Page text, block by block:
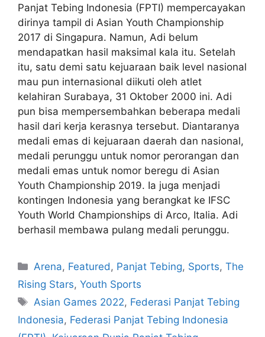
Panjat Tebing Indonesia (FPTI) mempercayakan
dirinya tampil di Asian Youth Championship
2017 di Singapura. Namun, Adi belum
mendapatkan hasil maksimal kala itu. Setelah
itu, satu demi satu kejuaraan baik level nasional
mau pun internasional diikuti oleh atlet
kelahiran Surabaya, 31 Oktober 2000 ini. Adi
pun bisa mempersembahkan beberapa medali
hasil dari kerja kerasnya tersebut. Diantaranya
medali emas di kejuaraan daerah dan nasional,
medali perunggu untuk nomor perorangan dan
medali emas untuk nomor beregu di Asian
Youth Championship 2019. Ia juga menjadi
kontingen Indonesia yang berangkat ke IFSC
Youth World Championships di Arco, Italia. Adi
berhasil membawa pulang medali perunggu.
Arena, Featured, Panjat Tebing, Sports,The
Rising Stars, Youth Sports
Asian Games 2022, Federasi Panjat Tebing
Indonesia, Federasi Panjat Tebing Indonesia